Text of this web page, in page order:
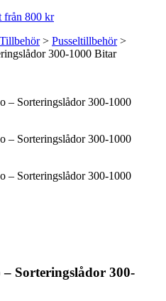
från 800 kr
> Pusseltillbehör>
300-1000 Bitar
Sorteringslådor 300-